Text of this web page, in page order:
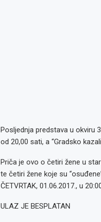
Posljednja predstava u okviru
od 20,00 sati, a “Gradsko
Priča je ovo o četiri žene u
te četiri žene koje su
ČETVRTAK, 01.06.2017., u
ULAZ JE BESPLATAN